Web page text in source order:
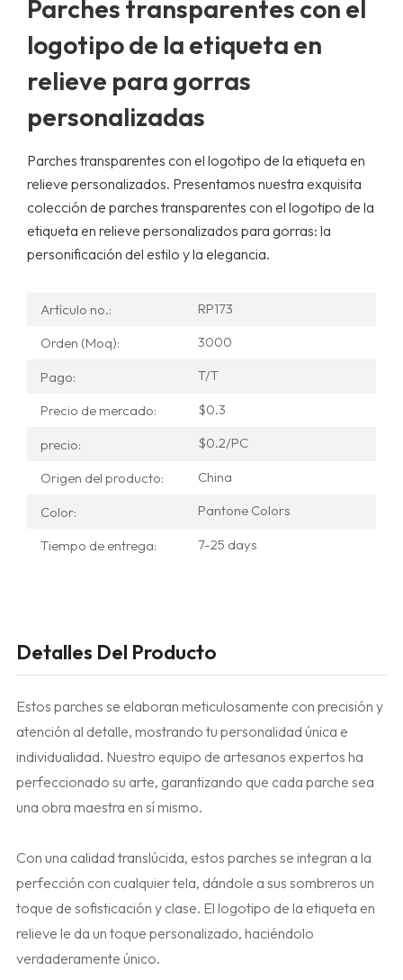
Parches transparentes con el
logotipo de la etiqueta en
relieve para gorras
personalizadas
Parches transparentes con el logotipo de la etiqueta en
relieve personalizados. Presentamos nuestra exquisita
colección de parches transparentes con el logotipo de la
etiqueta en relieve personalizados para gorras: la
personificación del estilo y la elegancia.
Artículo no.: RP173
Orden (Moq): 3000
Pago: T/T
Precio de mercado: $0.3
precio: $0.2/PC
Origen del producto: China
Color: Pantone Colors
Tiempo de entrega: 7-25 days
Detalles Del Producto
Estos parches se elaboran meticulosamente con precisión y
atención al detalle, mostrando tu personalidad única e
individualidad. Nuestro equipo de artesanos expertos ha
perfeccionado su arte, garantizando que cada parche sea
una obra maestra en sí mismo.
Con una calidad translúcida, estos parches se integran a la
perfección con cualquier tela, dándole a sus sombreros un
toque de sofisticación y clase. El logotipo de la etiqueta en
relieve le da un toque personalizado, haciéndolo
verdaderamente único.